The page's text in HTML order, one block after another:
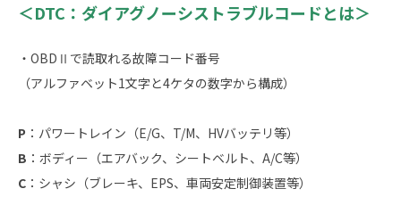
＜DTC：ダイアグノーシストラブルコードとは＞
・OBDⅡで読取れる故障コード番号
（アルファベット1文字と4ケタの数字から構成）
P ：パワートレイン（E/G、T/M、HVバッテリ等）
B ：ボディー（エアバック、シートベルト、A/C等）
C ：シャシ（ブレーキ、EPS、車両安定制御装置等）